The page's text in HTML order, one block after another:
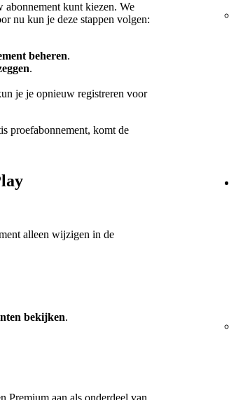
abonnement kunt kiezen. We
nu kun je deze stappen volgen:
beheren.
.
je je opnieuw registreren voor
proefabonnement, komt de
alleen wijzigen in de
bekijken.
Premium aan als onderdeel van